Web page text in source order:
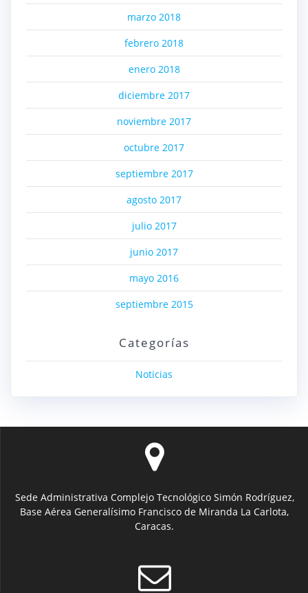
marzo 2018
febrero 2018
enero 2018
diciembre 2017
noviembre 2017
octubre 2017
septiembre 2017
agosto 2017
julio 2017
junio 2017
mayo 2016
septiembre 2015
Categorías
Noticias
Sede Administrativa Complejo Tecnológico Simón Rodríguez,
Base Aérea Generalísimo Francisco de Miranda La Carlota,
Caracas.